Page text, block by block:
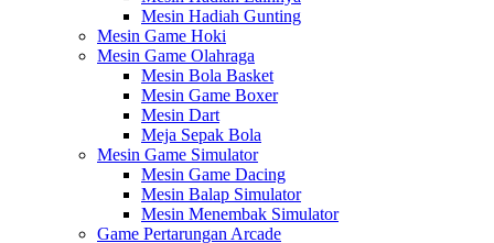
Mesin Hadiah Gunting
Mesin Game Hoki
Mesin Game Olahraga
Mesin Bola Basket
Mesin Game Boxer
Mesin Dart
Meja Sepak Bola
Mesin Game Simulator
Mesin Game Dacing
Mesin Balap Simulator
Mesin Menembak Simulator
Game Pertarungan Arcade